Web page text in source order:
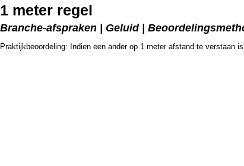
1 meter regel
Branche-afspraken | Geluid |
Praktijkbeoordeling: Indien een ander op 1 meter afstand te verstaan